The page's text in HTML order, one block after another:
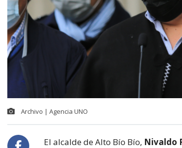
Archivo | Agencia UNO
El alcalde de Alto Bío Bío, Nivaldo